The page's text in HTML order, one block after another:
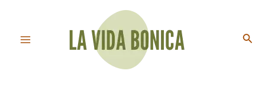
contenido